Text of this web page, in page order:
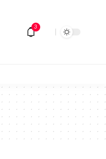
3